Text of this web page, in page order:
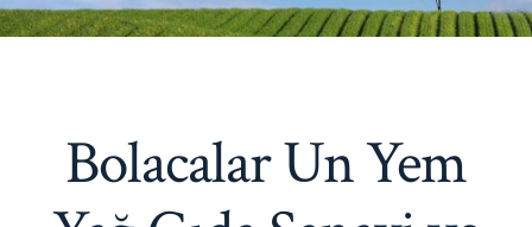
Bolacalar Un Yem